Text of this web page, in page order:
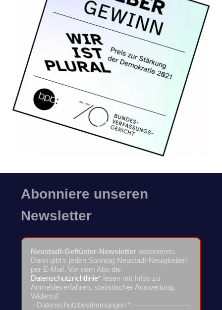
Abonniere unseren
Newsletter
Neustadt-Geflüster-Newsletter abonnieren.
Dann gibt's jeden Sonntag Neustadt-Neuigkeiten
per E-Mail. Vor dem Abo die
Datenschutzrichtlinie* lesen mit Infos zu
Anmeldeverfahren, statistischer Auswertung,
Widerruf.
Datenschutzbestimmungen *